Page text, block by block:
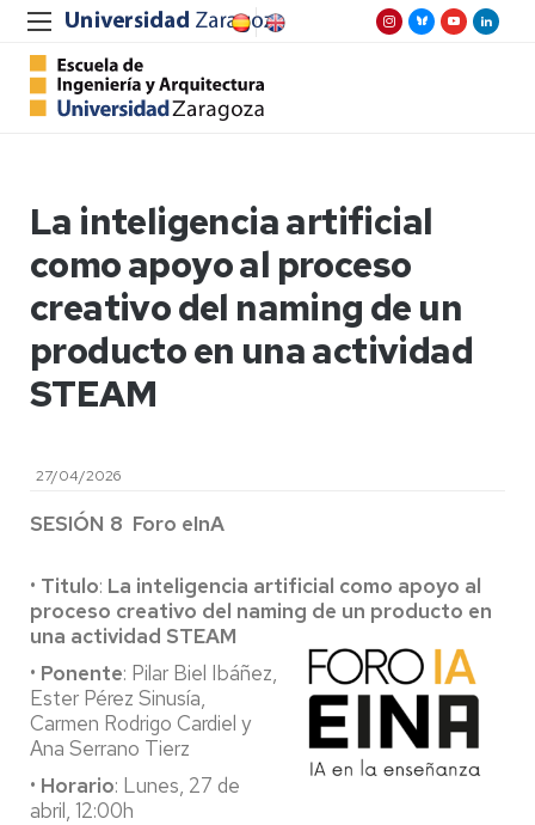
La inteligencia artificial
como apoyo al proceso
creativo del naming de un
producto en una actividad
STEAM
27/04/2026
SESIÓN 8 Foro eInA
• Titulo: La inteligencia artificial como apoyo al
proceso creativo del naming de un producto en
una actividad STEAM
• Ponente: Pilar Biel Ibáñez,
Ester Pérez Sinusía,
Carmen Rodrigo Cardiel y
Ana Serrano Tierz
• Horario: Lunes, 27 de
abril, 12:00h